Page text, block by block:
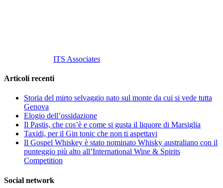
ITS Associates
Articoli recenti
Storia del mirto selvaggio nato sul monte da cui si vede tutta
Genova
Elogio dell’ossidazione
Il Pastis, che cos’è e come si gusta il liquore di Marsiglia
Taxidi, per il Gin tonic che non ti aspettavi
Il Gospel Whiskey è stato nominato Whisky australiano con il
punteggio più alto all’International Wine & Spirits
Competition
Social network